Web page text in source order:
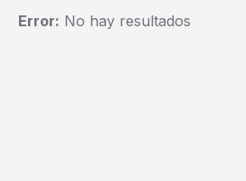
Error: No hay resultados